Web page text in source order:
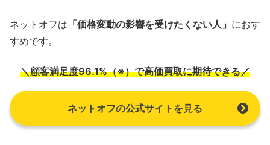
ネットオフは 「価格変動の影響を受けたくない人」 におす
すめです。
＼顧客満足度96.1%（※）で高価買取に期待できる／
ネットオフの公式サイトを見る